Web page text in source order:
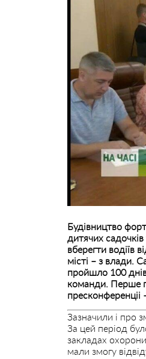
Будівництво
дитячих
вберегти водіїв
місті – з влади.
пройшло 100 днів
команди. Перше
Зазначили і про
За цей період
закладах
мали змогу